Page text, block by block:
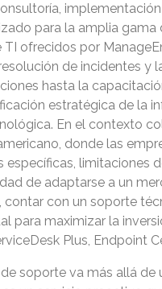
para la amplia
TI ofrecidos por
de incidentes y
hasta la
estratégica de la
En el contexto
donde las
específicas, limitaciones
de adaptarse a un
contar con un soporte
para maximizar la
Plus, Endpoint
soporte va más allá de